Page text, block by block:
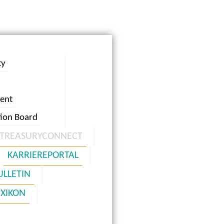
Board
TREASURYCONNECT
KARRIEREPORTAL